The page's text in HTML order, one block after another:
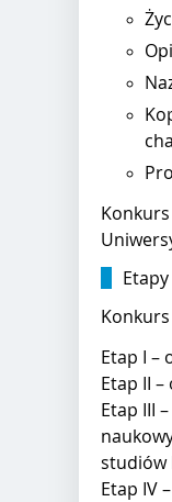
Etap I –
Etap II
Etap III
studiów
Etap IV